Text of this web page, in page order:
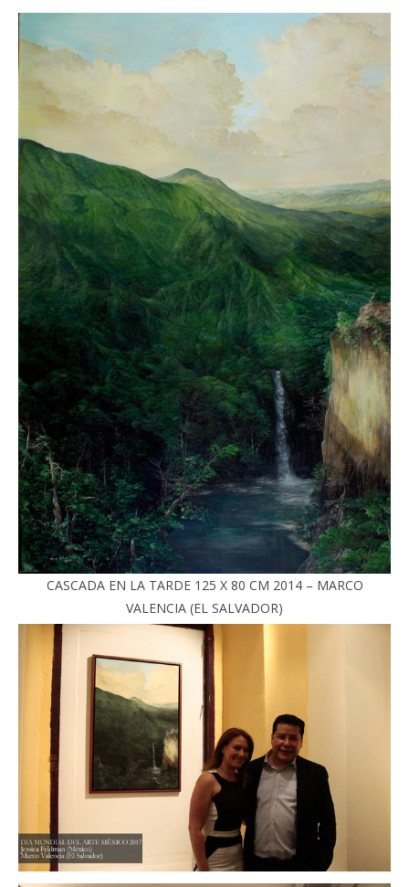
CASCADA EN LA TARDE 125 X 80 CM 2014 – MARCO
VALENCIA (EL SALVADOR)